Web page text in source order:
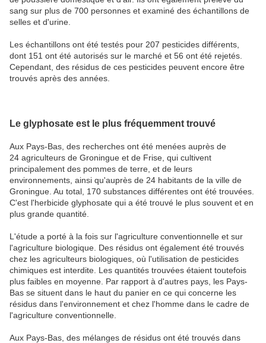
sang sur plus de 700 personnes et examiné des échantillons de
selles et d'urine.
Les échantillons ont été testés pour 207 pesticides différents,
dont 151 ont été autorisés sur le marché et 56 ont été rejetés.
Cependant, des résidus de ces pesticides peuvent encore être
trouvés après des années.
Le glyphosate est le plus fréquemment trouvé
Aux Pays-Bas, des recherches ont été menées auprès de
24 agriculteurs de Groningue et de Frise, qui cultivent
principalement des pommes de terre, et de leurs
environnements, ainsi qu'auprès de 24 habitants de la ville de
Groningue. Au total, 170 substances différentes ont été trouvées.
C'est l'herbicide glyphosate qui a été trouvé le plus souvent et en
plus grande quantité.
L'étude a porté à la fois sur l'agriculture conventionnelle et sur
l'agriculture biologique. Des résidus ont également été trouvés
chez les agriculteurs biologiques, où l'utilisation de pesticides
chimiques est interdite. Les quantités trouvées étaient toutefois
plus faibles en moyenne. Par rapport à d'autres pays, les Pays-
Bas se situent dans le haut du panier en ce qui concerne les
résidus dans l'environnement et chez l'homme dans le cadre de
l'agriculture conventionnelle.
Aux Pays-Bas, des mélanges de résidus ont été trouvés dans